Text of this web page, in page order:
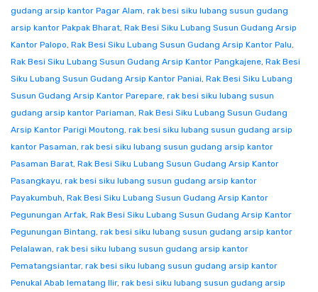
gudang arsip kantor Pagar Alam, rak besi siku lubang susun gudang
arsip kantor Pakpak Bharat, Rak Besi Siku Lubang Susun Gudang Arsip
Kantor Palopo, Rak Besi Siku Lubang Susun Gudang Arsip Kantor Palu,
Rak Besi Siku Lubang Susun Gudang Arsip Kantor Pangkajene, Rak Besi
Siku Lubang Susun Gudang Arsip Kantor Paniai, Rak Besi Siku Lubang
Susun Gudang Arsip Kantor Parepare, rak besi siku lubang susun
gudang arsip kantor Pariaman, Rak Besi Siku Lubang Susun Gudang
Arsip Kantor Parigi Moutong, rak besi siku lubang susun gudang arsip
kantor Pasaman, rak besi siku lubang susun gudang arsip kantor
Pasaman Barat, Rak Besi Siku Lubang Susun Gudang Arsip Kantor
Pasangkayu, rak besi siku lubang susun gudang arsip kantor
Payakumbuh, Rak Besi Siku Lubang Susun Gudang Arsip Kantor
Pegunungan Arfak, Rak Besi Siku Lubang Susun Gudang Arsip Kantor
Pegunungan Bintang, rak besi siku lubang susun gudang arsip kantor
Pelalawan, rak besi siku lubang susun gudang arsip kantor
Pematangsiantar, rak besi siku lubang susun gudang arsip kantor
Penukal Abab lematang Ilir, rak besi siku lubang susun gudang arsip